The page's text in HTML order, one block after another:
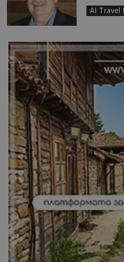
AI Travel